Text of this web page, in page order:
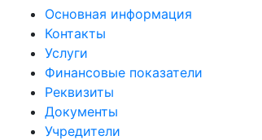
Основная информация
Контакты
Услуги
Финансовые показатели
Реквизиты
Документы
Учредители